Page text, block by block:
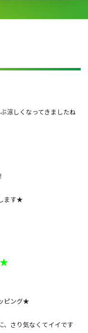
涼しくなってきましたね
ます★
★
ピング★
、さり気なくてイイです